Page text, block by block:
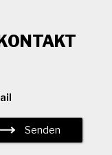
Senden